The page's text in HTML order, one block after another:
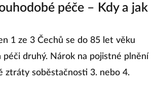
péče – Kdy a jak
1 ze 3 Čechů se do 85 let věku
péči druhý. Nárok na pojistné plnění
ztráty soběstačnosti 3. nebo 4.